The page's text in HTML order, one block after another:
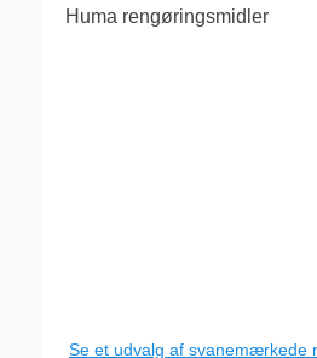
Huma rengøringsmidler
Se et udvalg af svanemærkede